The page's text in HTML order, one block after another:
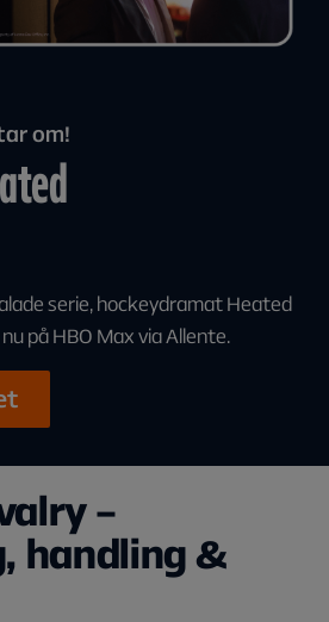
om!
serie, hockeydramat Heated
på HBO Max via Allente.
–
handling &